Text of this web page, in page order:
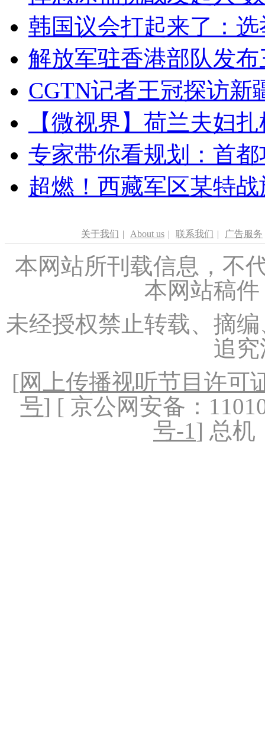
韩国议会打起来了：
解放军驻香港部队发
CGTN记者王冠探访新
【微视界】荷兰夫妇
专家带你看规划：首
超燃！西藏军区某特
关于我们 | About us | 联系我们 | 广告服务
本网站所刊载信息，不
本网站稿
未经授权禁止转载、摘
追
[网上传播视听节目许可
号] [ 京公网安备：
号-1] 总机